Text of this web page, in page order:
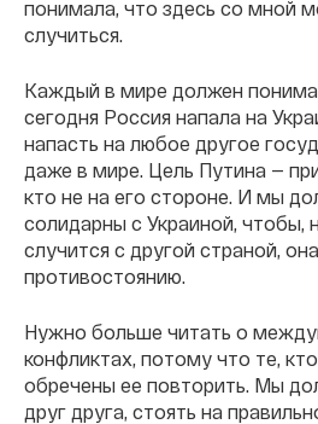
понимала, что здесь со мной
случиться.
Каждый в мире должен
сегодня Россия напала на
напасть на любое другое
даже в мире. Цель Путина —
кто не на его стороне. И мы
солидарны с Украиной, чтобы,
случится с другой страной,
противостоянию.
Нужно больше читать о
конфликтах, потому что те,
обречены ее повторить. Мы
друг друга, стоять на